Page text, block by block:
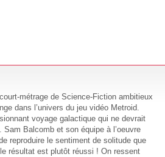
métrage de Science-Fiction ambitieux
dans l’univers du jeu vidéo Metroid.
voyage galactique qui ne devrait
Balcomb et son équipe à l’oeuvre
reproduire le sentiment de solitude que
résultat est plutôt réussi ! On ressent